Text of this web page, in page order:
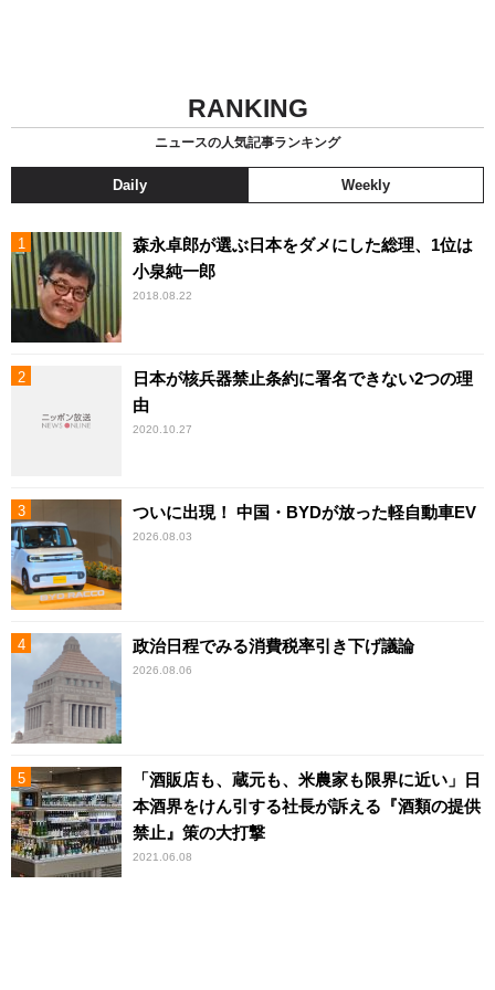
RANKING
ニュースの人気記事ランキング
Daily Weekly
森永卓郎が選ぶ日本をダメにした総理、1位は
小泉純一郎
2018.08.22
日本が核兵器禁止条約に署名できない2つの理
由
2020.10.27
ついに出現！ 中国・BYDが放った軽自動車EV
2026.08.03
政治日程でみる消費税率引き下げ議論
2026.08.06
「酒販店も、蔵元も、米農家も限界に近い」日
本酒界をけん引する社長が訴える『酒類の提供
禁止』策の大打撃
2021.06.08